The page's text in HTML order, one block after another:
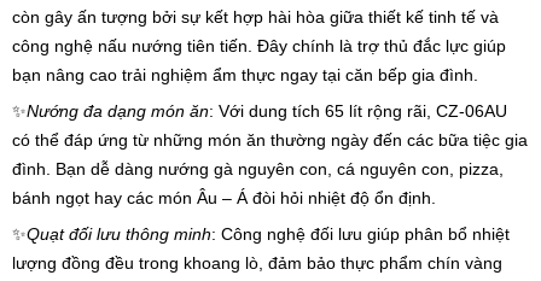
còn gây ấn tượng bởi sự kết hợp hài hòa giữa thiết kế tinh tế và
công nghệ nấu nướng tiên tiến. Đây chính là trợ thủ đắc lực giúp
bạn nâng cao trải nghiệm ẩm thực ngay tại căn bếp gia đình.
✨Nướng đa dạng món ăn: Với dung tích 65 lít rộng rãi, CZ-06AU
có thể đáp ứng từ những món ăn thường ngày đến các bữa tiệc gia
đình. Bạn dễ dàng nướng gà nguyên con, cá nguyên con, pizza,
bánh ngọt hay các món Âu – Á đòi hỏi nhiệt độ ổn định.
✨Quạt đối lưu thông minh: Công nghệ đối lưu giúp phân bổ nhiệt
lượng đồng đều trong khoang lò, đảm bảo thực phẩm chín vàng